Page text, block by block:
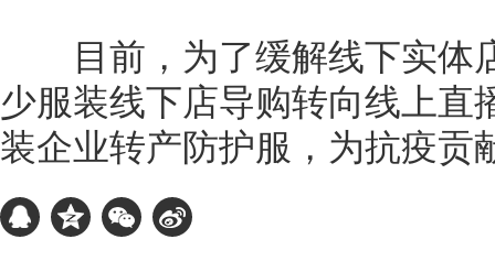
目前，为了缓解线下实体
少服装线下店导购转向线上直
装企业转产防护服，为抗疫贡